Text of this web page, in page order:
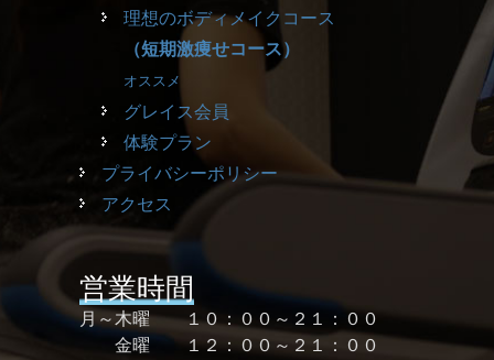
理想のボディメイクコース
（短期激痩せコース）
オススメ
グレイス会員
体験プラン
プライバシーポリシー
アクセス
営業時間
月～木曜 １０：００～２１：００
金曜 １２：００～２１：００